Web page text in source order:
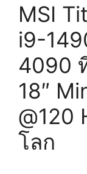
MSI
i9-
4090
18″
@120
โลก